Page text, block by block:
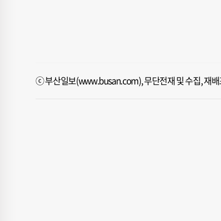
ⓒ 부산일보(www.busan.com), 무단전재 및 수집, 재